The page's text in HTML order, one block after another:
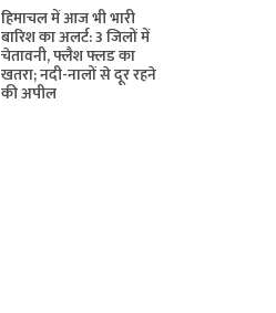
हिमाचल में आज भी भारी
बारिश का अलर्ट: 3 जिलों में
चेतावनी, फ्लैश फ्लड का
खतरा; नदी-नालों से दूर रहने
की अपील